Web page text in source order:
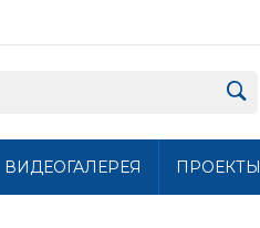
ВИДЕОГАЛЕРЕЯ ПРОЕКТЫ